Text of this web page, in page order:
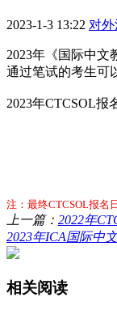
2023-1-3 13:22 对外
2023年《国际中文
通过笔试的考生可
2023年CTCSOL报
注：最终CTCSOL报名
上一篇： 2022年
2023年ICA国际中
相关阅读